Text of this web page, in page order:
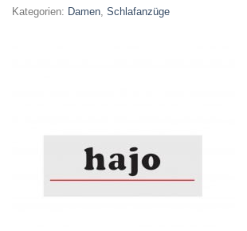
Kategorien: Damen Schlafanzüge